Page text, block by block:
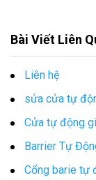
Bài Viết Liên
Liên hệ
sửa cửa tự
Cửa tự động
Barrier Tự
Cổng barie tự